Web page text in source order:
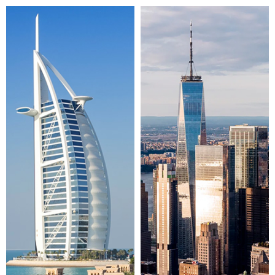
Bahasa Indonesia:Papan Dinding Pelapis PET, Dan
yang menggabungkan estetika
dengan fungsionalitas.
Untuk ruang dalam, pilihan seperti
Panel Dinding
Veneer Kayu
Bahasa Indonesia: Cermin Panel Dinding
Dalam Ruangan
Bahasa Indonesia:Panel Dinding
Dekoratif, DanPanel Karbon
menyediakan solusi desain
serbaguna dengan tetap menjaga standar ramah
lingkungan.
Mempererat kerjasama dengan desainer dan arsitek ternama dalam dan luar negeri
di seluruh dunia
Mengembangkan pasar internasional baru secara mendalam
Produk PinGer telah diekspor ke lebih dari 100 negara